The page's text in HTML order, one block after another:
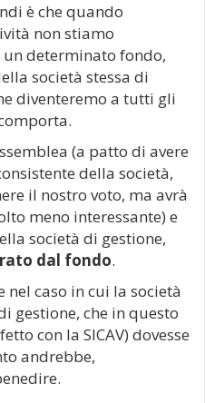
è che quando
non stiamo
determinato fondo,
società stessa di
diventeremo a tutti gli
(a patto di avere
della società,
il nostro voto, ma avrà
meno interessante) e
società di gestione,
dal fondo.
nel caso in cui la società
gestione, che in questo
con la SICAV) dovesse
andrebbe,